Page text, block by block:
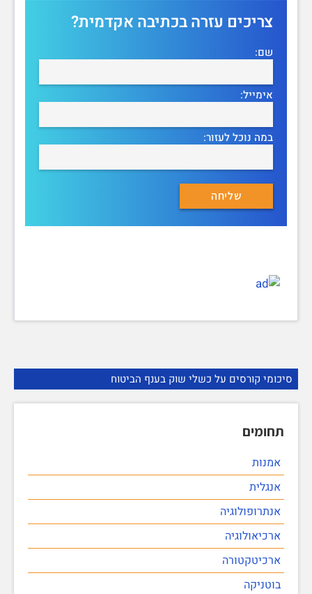
סיכומי קורסים על כשלי שוק בענף הביטוח
תחומים
אמנות
אנגלית
אנתרופולוגיה
ארכיאולוגיה
ארכיטקטורה
בוטניקה
צריכים עזרה בכתיבה אקדמית?
שם:
אימייל:
במה נוכל לעזור: